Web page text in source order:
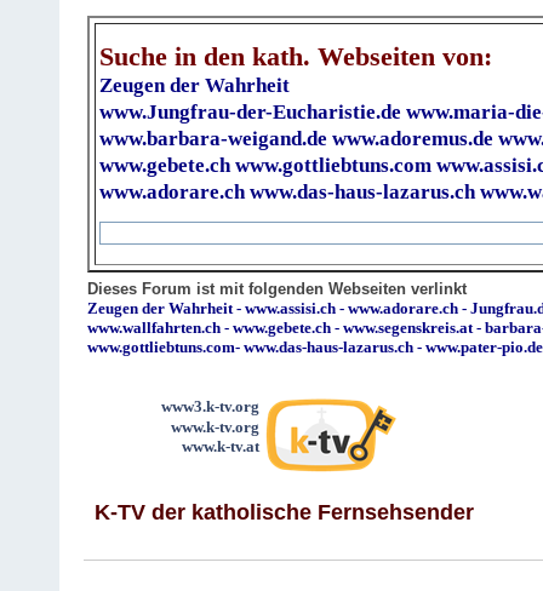
Suche in den kath. Webseiten von:
Zeugen der Wahrheit
www.Jungfrau-der-Eucharistie.de www.maria-
www.barbara-weigand.de www.adoremus.de
www.gebete.ch www.gottliebtuns.com
www.adorare.ch www.das-haus-lazarus.ch
Dieses Forum ist mit folgenden Webseiten verlinkt
Zeugen der Wahrheit - www.assisi.ch - www.adorare.ch -
www.wallfahrten.ch - www.gebete.ch - www.segenskreis.at -
www.gottliebtuns.com- www.das-haus-lazarus.ch - www.pater-pio.de
www3.k-tv.org
www.k-tv.org
www.k-tv.at
K-TV der katholische Fernsehsender